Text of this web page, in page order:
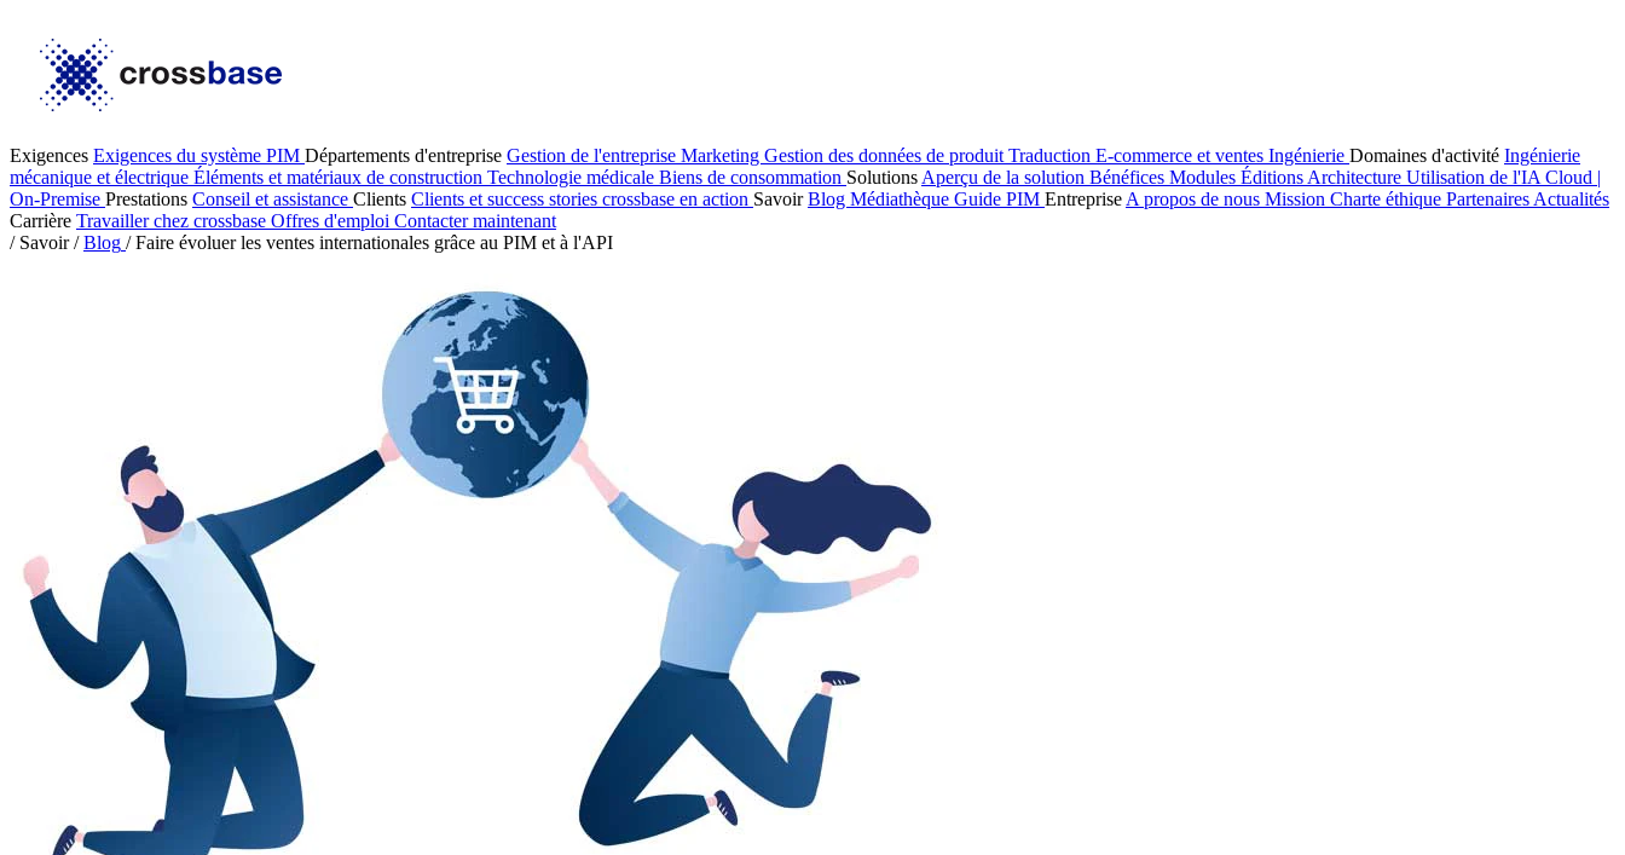
Exigences Exigences du système PIM Départements d'entreprise Gestion de l'entreprise Marketing Gestion des données de produit Traduction E-commerce et ventes Ingénierie Domaines d'activité Ingénierie
mécanique et électrique Éléments et matériaux de construction Technologie médicale Biens de consommation Solutions Aperçu de la solution Bénéfices Modules Éditions Architecture Utilisation de l'IA Cloud |
On-Premise Prestations Conseil et assistance Clients Clients et success stories crossbase en action SavoirBlog Médiathèque Guide PIM Entreprise A propos de nous Mission Charte éthique Partenaires Actualités
Carrière Travailler chez crossbase Offres d'emploi Contacter maintenant
/ Savoir / Blog / Faire évoluer les ventes internationales grâce au PIM et à l'API